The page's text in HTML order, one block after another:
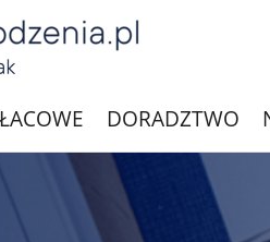
DORADZTWO